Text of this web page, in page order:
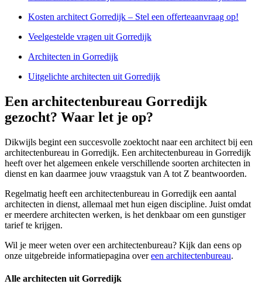
Kosten architect Gorredijk – Stel een offerteaanvraag op!
Veelgestelde vragen uit Gorredijk
Architecten in Gorredijk
Uitgelichte architecten uit Gorredijk
Een architectenbureau Gorredijk
gezocht? Waar let je op?
Dikwijls begint een succesvolle zoektocht naar een architect bij een
architectenbureau in Gorredijk. Een architectenbureau in Gorredijk
heeft over het algemeen enkele verschillende soorten architecten in
dienst en kan daarmee jouw vraagstuk van A tot Z beantwoorden.
Regelmatig heeft een architectenbureau in Gorredijk een aantal
architecten in dienst, allemaal met hun eigen discipline. Juist omdat
er meerdere architecten werken, is het denkbaar om een gunstiger
tarief te krijgen.
Wil je meer weten over een architectenbureau? Kijk dan eens op
onze uitgebreide informatiepagina overeen architectenbureau.
Alle architecten uit Gorredijk